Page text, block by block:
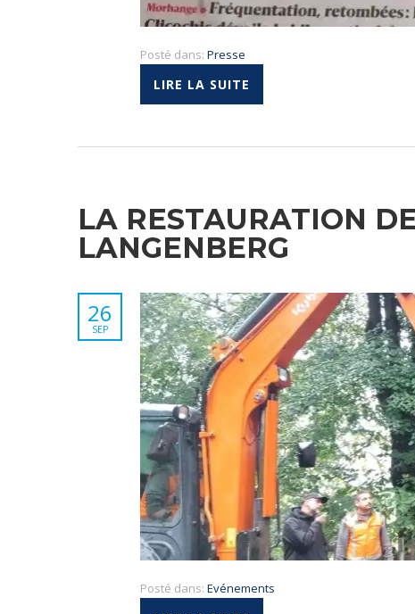
Posté dans: Presse
LIRE LA SUITE
LA RESTAURATION
LANGENBERG
26
SEP
Posté dans: Evénements